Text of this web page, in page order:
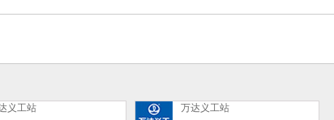
义工站 万达义工站